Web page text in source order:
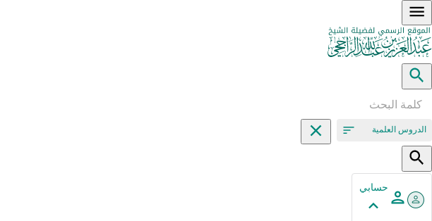
الدروس العلمية
حسابي